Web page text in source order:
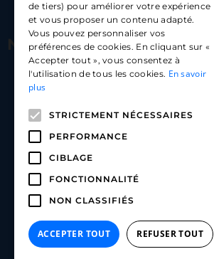
hello@carloapp.com
Nous suivre
Carlo App | Instagram
Carlo App | Linkedin
SPANISH
de tiers) pour améliorer votre expérience
et vous proposer un contenu adapté.
Vous pouvez personnaliser vos
préférences de cookies. En cliquant sur «
Accepter tout », vous consentez à
l'utilisation de tous les cookies. En savoir
plus
STRICTEMENT NÉCESSAIRES
PERFORMANCE
CIBLAGE
FONCTIONNALITÉ
NON CLASSIFIÉS
ACCEPTER TOUT REFUSER TOUT